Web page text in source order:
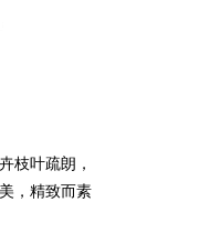
枝叶疏朗，
，精致而素